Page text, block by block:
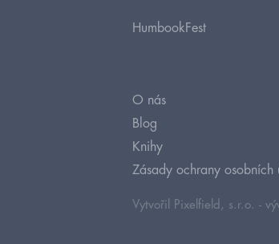
HumbookFest
O nás
Blog
Knihy
Zásady ochrany osobních
Vytvořil Pixelfield, s.r.o. -